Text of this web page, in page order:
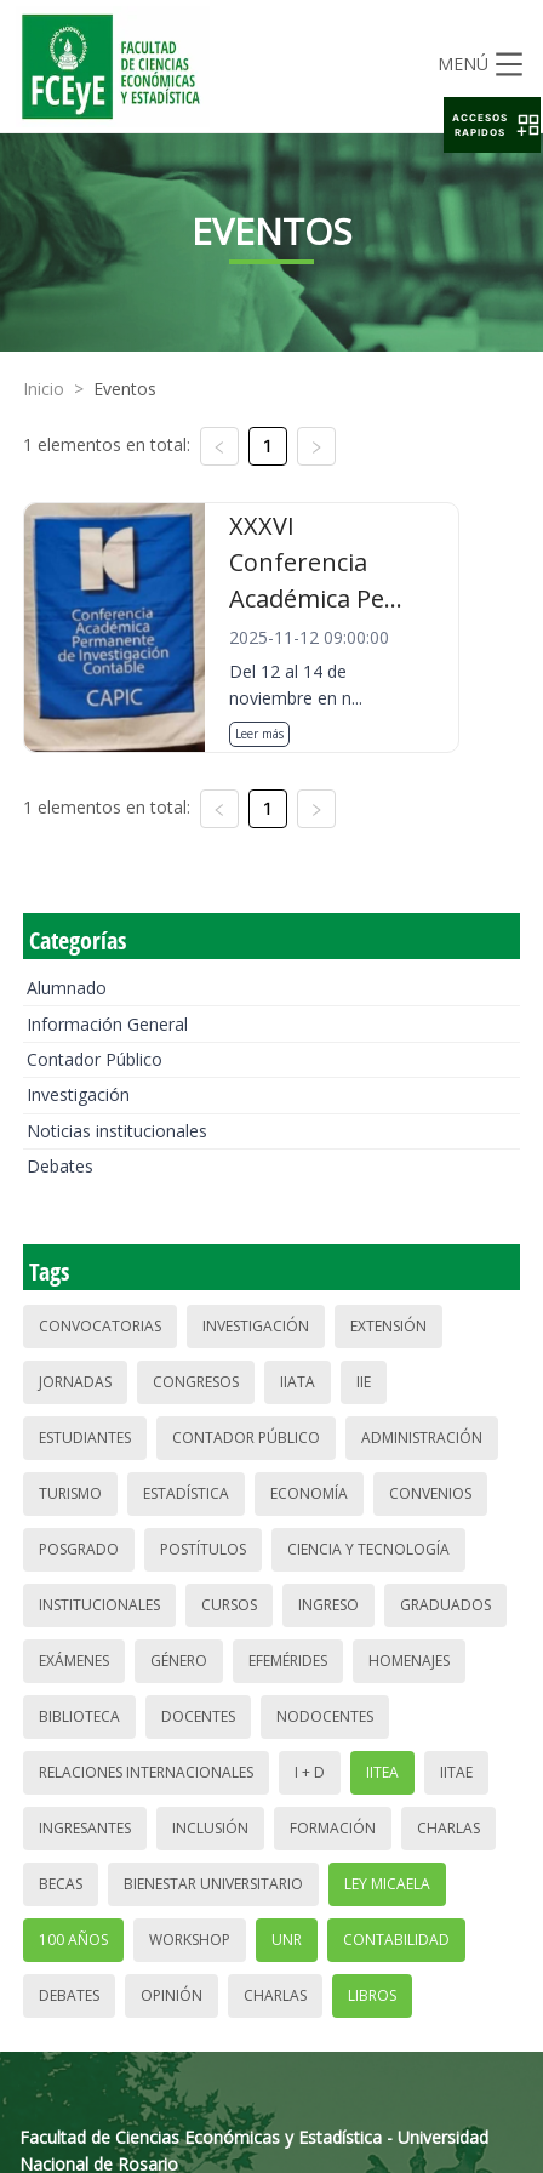
MENÚ
EVENTOS
Inicio > Eventos
1 elementos en total: 1
XXXVI
Conferencia
Académica Pe...
2025-11-12 09:00:00
Del 12 al 14 de
noviembre en n...
Leer más
1 elementos en total: 1
Categorías
Alumnado
Información General
Contador Público
Investigación
Noticias institucionales
Debates
Tags
CONVOCATORIAS INVESTIGACIÓN EXTENSIÓN
JORNADAS CONGRESOS IIATA IIE
ESTUDIANTES CONTADOR PÚBLICO ADMINISTRACIÓN
TURISMO ESTADÍSTICA ECONOMÍA CONVENIOS
POSGRADO POSTÍTULOS CIENCIA Y TECNOLOGÍA
INSTITUCIONALES CURSOS INGRESO GRADUADOS
EXÁMENES GÉNERO EFEMÉRIDES HOMENAJES
BIBLIOTECA DOCENTES NODOCENTES
RELACIONES INTERNACIONALES I + D IITEA IITAE
INGRESANTES INCLUSIÓN FORMACIÓN CHARLAS
BECAS BIENESTAR UNIVERSITARIO LEY MICAELA
100 AÑOS WORKSHOP UNR CONTABILIDAD
DEBATES OPINIÓN CHARLAS LIBROS
Facultad de Ciencias Económicas y Estadística - Universidad
Nacional de Rosario
ACCESOS
RAPIDOS